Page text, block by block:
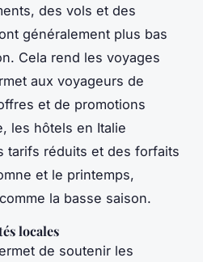
des vols et des
généralement plus bas
Cela rend les voyages
aux voyageurs de
et de promotions
les hôtels en Italie
tarifs réduits et des forfaits
et le printemps,
la basse saison.
locales
de soutenir les